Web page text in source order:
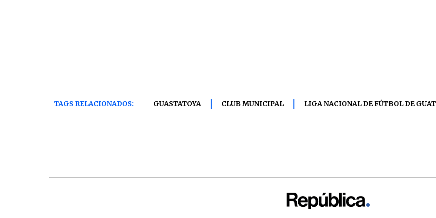
TAGS RELACIONADOS: GUASTATOYA CLUB MUNICIPAL LIGA NACIONAL DE FÚTBOL DE